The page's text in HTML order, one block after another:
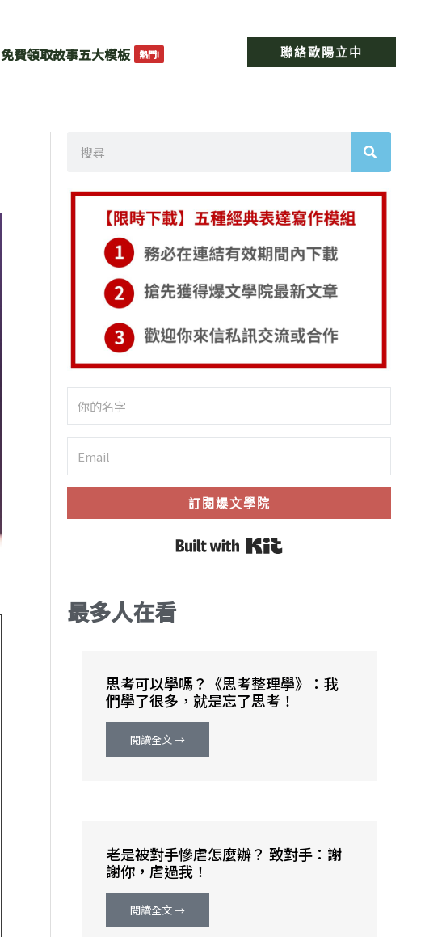
免費領取故事五大模板 熱門! 聯絡歐陽立中
訂閱爆文學院
最多人在看
思考可以學嗎？《思考整理學》：我
們學了很多，就是忘了思考！
閱讀全文 →
老是被對手慘虐怎麼辦？ 致對手：謝
謝你，虐過我！
閱讀全文 →